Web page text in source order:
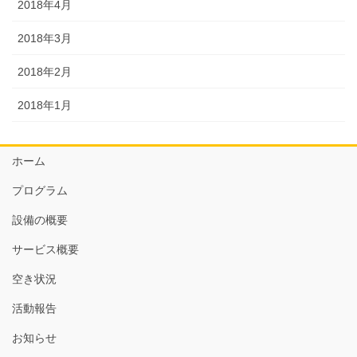
2018年4月
2018年3月
2018年2月
2018年1月
ホーム
プログラム
設備の概要
サービス概要
空き状況
活動報告
お知らせ